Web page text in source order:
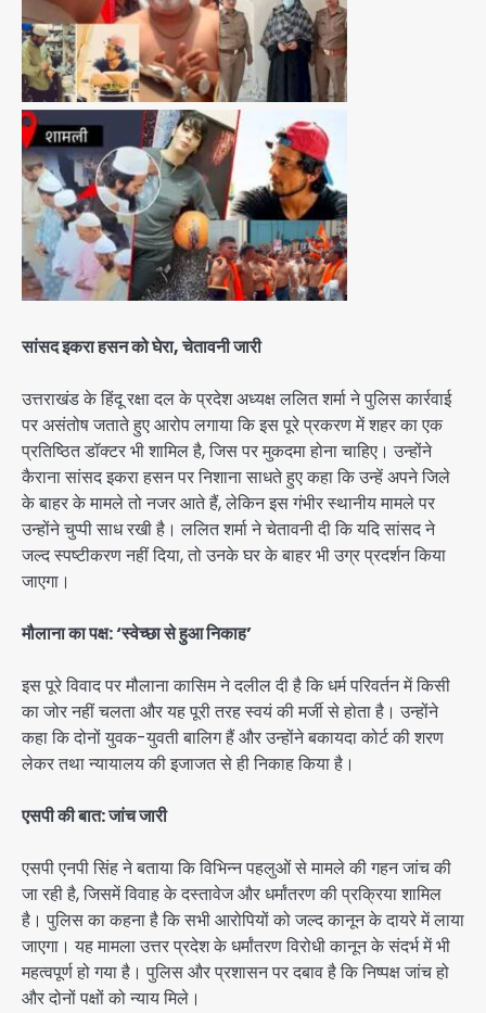
सांसद इकरा हसन को घेरा, चेतावनी जारी
उत्तराखंड के हिंदू रक्षा दल के प्रदेश अध्यक्ष ललित शर्मा ने पुलिस कार्रवाई
पर असंतोष जताते हुए आरोप लगाया कि इस पूरे प्रकरण में शहर का एक
प्रतिष्ठित डॉक्टर भी शामिल है, जिस पर मुकदमा होना चाहिए। उन्होंने
कैराना सांसद इकरा हसन पर निशाना साधते हुए कहा कि उन्हें अपने जिले
के बाहर के मामले तो नजर आते हैं, लेकिन इस गंभीर स्थानीय मामले पर
उन्होंने चुप्पी साध रखी है। ललित शर्मा ने चेतावनी दी कि यदि सांसद ने
जल्द स्पष्टीकरण नहीं दिया, तो उनके घर के बाहर भी उग्र प्रदर्शन किया
जाएगा।
मौलाना का पक्ष: ‘स्वेच्छा से हुआ निकाह’
इस पूरे विवाद पर मौलाना कासिम ने दलील दी है कि धर्म परिवर्तन में किसी
का जोर नहीं चलता और यह पूरी तरह स्वयं की मर्जी से होता है। उन्होंने
कहा कि दोनों युवक-युवती बालिग हैं और उन्होंने बकायदा कोर्ट की शरण
लेकर तथा न्यायालय की इजाजत से ही निकाह किया है।
एसपी की बात: जांच जारी
एसपी एनपी सिंह ने बताया कि विभिन्न पहलुओं से मामले की गहन जांच की
जा रही है, जिसमें विवाह के दस्तावेज और धर्मांतरण की प्रक्रिया शामिल
है। पुलिस का कहना है कि सभी आरोपियों को जल्द कानून के दायरे में लाया
जाएगा। यह मामला उत्तर प्रदेश के धर्मांतरण विरोधी कानून के संदर्भ में भी
महत्वपूर्ण हो गया है। पुलिस और प्रशासन पर दबाव है कि निष्पक्ष जांच हो
और दोनों पक्षों को न्याय मिले।